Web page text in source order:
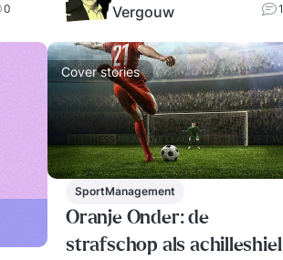
0
Vergouw
1
Cover stories
SportManagement
Oranje Onder: de
strafschop als achilleshiel